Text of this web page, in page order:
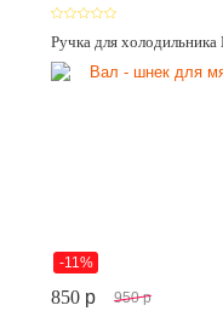
Ручка для
-11%
850 p 950 p